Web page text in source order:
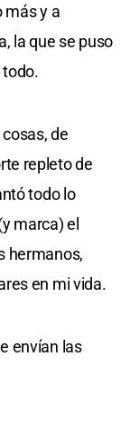
más y a
la que se puso
de
repleto de
todo lo
marca) el
hermanos,
en mi vida.
envían las